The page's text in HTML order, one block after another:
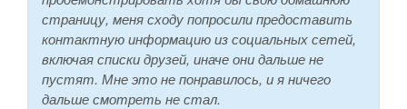
страницу, меня сходу попросили предоставить
контактную информацию из социальных сетей,
включая списки друзей, иначе они дальше не
пустят. Мне это не понравилось, и я ничего
дальше смотреть не стал.